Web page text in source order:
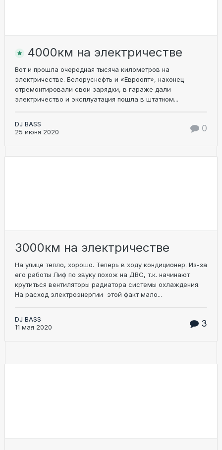
4000км на электричестве
Вот и прошла очередная тысяча километров на
электричестве. Белоруснефть и «Евроопт», наконец
отремонтировали свои зарядки, в гараже дали
электричество и эксплуатация пошла в штатном...
DJ BASS
25 июня 2020
0
3000км на электричестве
На улице тепло, хорошо. Теперь в ходу кондиционер. Из-за
его работы Лиф по звуку похож на ДВС, т.к. начинают
крутиться вентиляторы радиатора системы охлаждения.
На расход электроэнергии этой факт мало...
DJ BASS
11 мая 2020
3